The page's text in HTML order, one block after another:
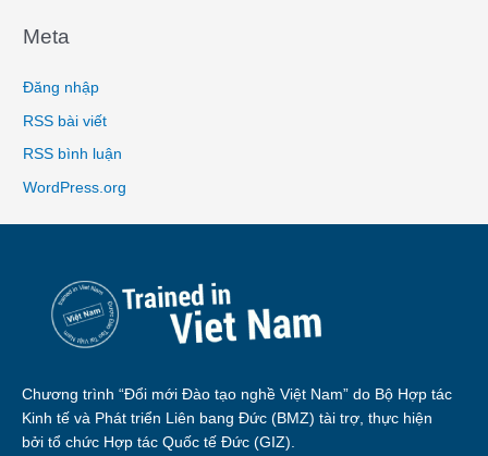
Meta
Đăng nhập
RSS bài viết
RSS bình luận
WordPress.org
Chương trình “Đổi mới Đào tạo nghề Việt Nam” do Bộ Hợp tác
Kinh tế và Phát triển Liên bang Đức (BMZ) tài trợ, thực hiện
bởi tổ chức Hợp tác Quốc tế Đức (GIZ).